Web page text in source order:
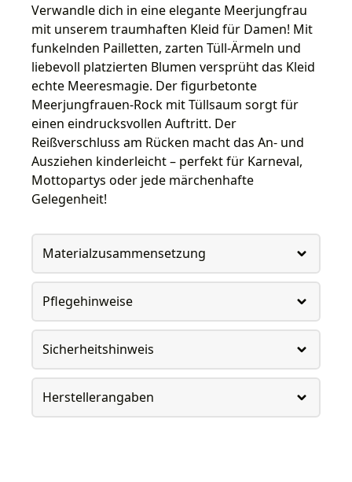
Verwandle dich in eine elegante Meerjungfrau
mit unserem traumhaften Kleid für Damen! Mit
funkelnden Pailletten, zarten Tüll-Ärmeln und
liebevoll platzierten Blumen versprüht das Kleid
echte Meeresmagie. Der figurbetonte
Meerjungfrauen-Rock mit Tüllsaum sorgt für
einen eindrucksvollen Auftritt. Der
Reißverschluss am Rücken macht das An- und
Ausziehen kinderleicht – perfekt für Karneval,
Mottopartys oder jede märchenhafte
Gelegenheit!
Materialzusammensetzung
Pflegehinweise
Sicherheitshinweis
Herstellerangaben